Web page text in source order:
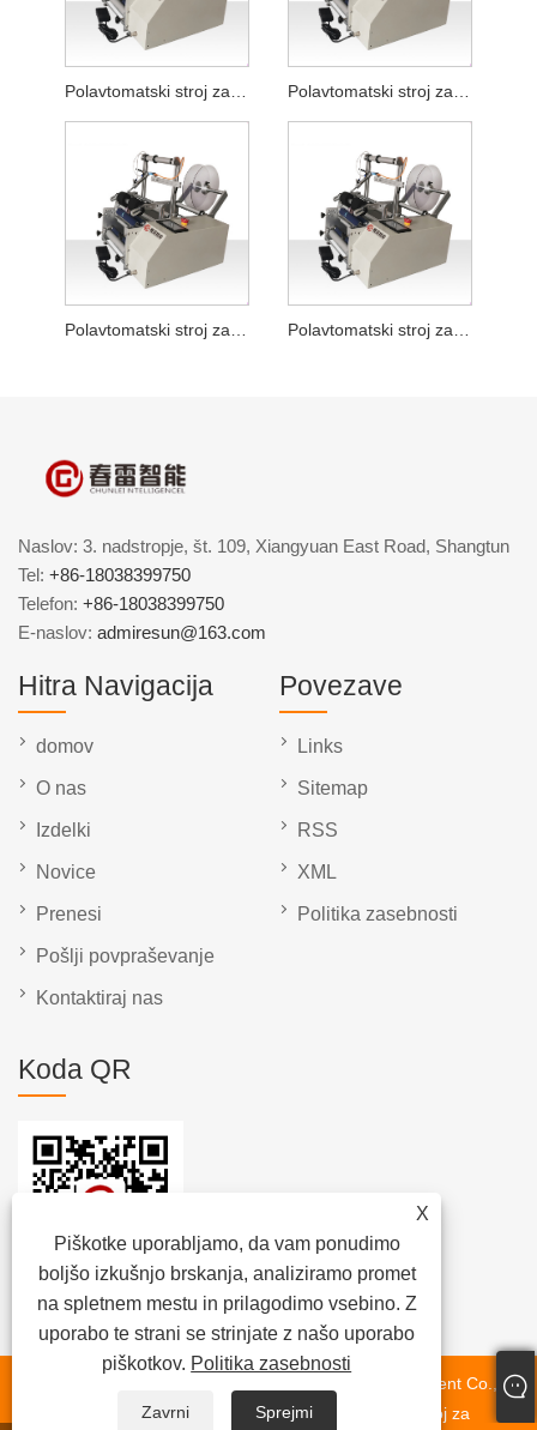
X
Piškotke uporabljamo, da vam ponudimo
boljšo izkušnjo brskanja, analiziramo promet
na spletnem mestu in prilagodimo vsebino. Z
uporabo te strani se strinjate z našo uporabo
piškotkov. Politika zasebnosti
Zavrni Sprejmi
Naslov: 3. nadstropje, št. 109, Xiangyuan East Road, Shangtun
Tel: +86-18038399750
Telefon: +86-18038399750
E-naslov: admiresun@163.com
Hitra Navigacija
domov
O nas
Izdelki
Novice
Prenesi
Pošlji povpraševanje
Kontaktiraj nas
Povezave
Links
Sitemap
RSS
XML
Politika zasebnosti
Koda QR
Copyright © 2023 Dongguan Chunlei Intelligent Equipment Co.,
Ltd. - Stroj za trak, avtomatski stroj za označevanje, stroj za